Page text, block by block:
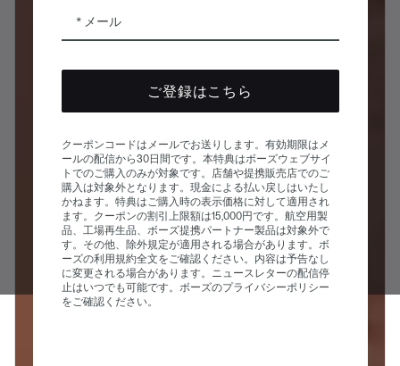
メール
ご登録はこちら
クーポンコードはメールでお送りします。有効期限はメ
ールの配信から30日間です。本特典はボーズウェブサイ
トでのご購入のみが対象です。店舗や提携販売店でのご
購入は対象外となります。現金による払い戻しはいたし
かねます。特典はご購入時の表示価格に対して適用され
ます。クーポンの割引上限額は15,000円です。航空用製
品、工場再生品、ボーズ提携パートナー製品は対象外で
す。その他、除外規定が適用される場合があります。ボ
ーズの利用規約全文をご確認ください。内容は予告なし
に変更される場合があります。ニュースレターの配信停
止はいつでも可能です。ボーズのプライバシーポリシー
をご確認ください。